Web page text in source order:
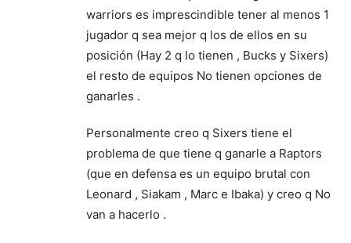
warriors es imprescindible tener al menos 1
jugador q sea mejor q los de ellos en su
posición (Hay 2 q lo tienen , Bucks y Sixers)
el resto de equipos No tienen opciones de
ganarles .
Personalmente creo q Sixers tiene el
problema de que tiene q ganarle a Raptors
(que en defensa es un equipo brutal con
Leonard , Siakam , Marc e Ibaka) y creo q No
van a hacerlo .